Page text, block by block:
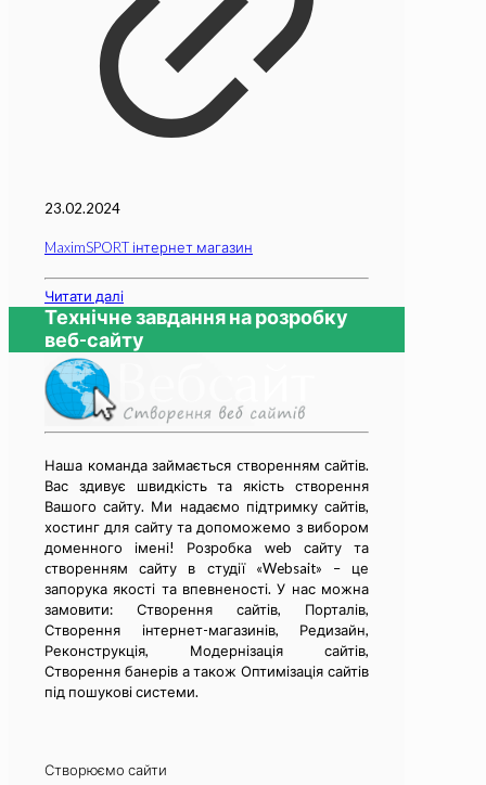
23.02.2024
MaximSPORT інтернет магазин
Читати далі
Технічне завдання на розробку
веб-сайту
Наша команда займається cтворенням сайтів.
Вас здивує швидкість та якість створення
Вашого сайту. Ми надаємо підтримку сайтів,
хостинг для сайту та допоможемо з вибором
доменного імені! Розробка web сайту та
cтворенням сайту в студії «Websait» – це
запорука якості та впевненості. У нас можна
замовити: Створення сайтів, Порталів,
Створення інтернет-магазинів, Редизайн,
Реконструкція, Модернізація сайтів,
Створення банерів а також Оптимізація сайтів
під пошукові системи.
Створюємо сайти